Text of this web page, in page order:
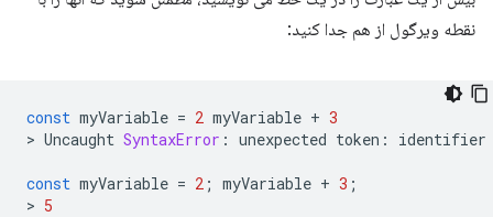
نقطه ویرگول از هم جدا کنید:
const myVariable = 2 myVariable + 3
> Uncaught SyntaxError : unexpected token : identifier
const myVariable = 2 ; myVariable + 3 ;
> 5